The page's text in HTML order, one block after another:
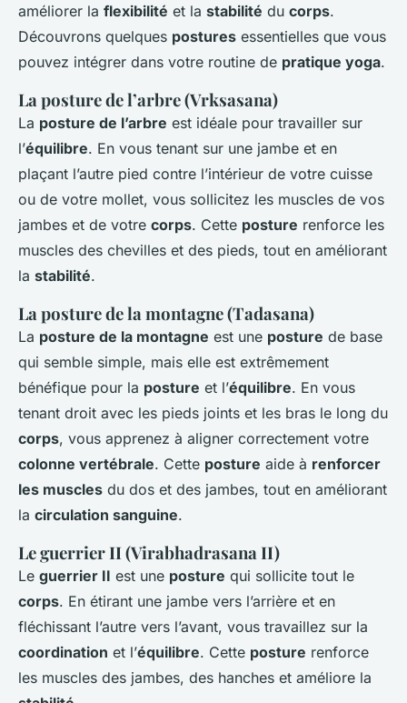
améliorer la flexibilité et la stabilité du corps.
Découvrons quelques postures essentielles que vous
pouvez intégrer dans votre routine de pratique yoga.
La posture de l’arbre (Vrksasana)
La posture de l’arbre est idéale pour travailler sur
l’équilibre. En vous tenant sur une jambe et en
plaçant l’autre pied contre l’intérieur de votre cuisse
ou de votre mollet, vous sollicitez les muscles de vos
jambes et de votre corps. Cette posture renforce les
muscles des chevilles et des pieds, tout en améliorant
la stabilité.
La posture de la montagne (Tadasana)
La posture de la montagne est une posture de base
qui semble simple, mais elle est extrêmement
bénéfique pour la posture et l’équilibre. En vous
tenant droit avec les pieds joints et les bras le long du
corps, vous apprenez à aligner correctement votre
colonne vertébrale. Cette posture aide à renforcer
les muscles du dos et des jambes, tout en améliorant
la circulation sanguine.
Le guerrier II (Virabhadrasana II)
Le guerrier II est une posture qui sollicite tout le
corps. En étirant une jambe vers l’arrière et en
fléchissant l’autre vers l’avant, vous travaillez sur la
coordination et l’équilibre. Cette posture renforce
les muscles des jambes, des hanches et améliore la